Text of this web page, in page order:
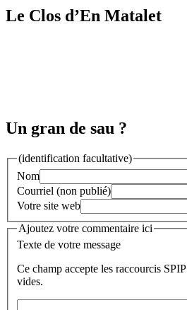
Le Clos d’En Matalet
Un gran de sau ?
(identification facultative)
Nom
Courriel (non publié)
Votre site web
Ajoutez votre commentaire ici
Texte de votre message
Ce champ accepte les raccourcis SPIP
vides.